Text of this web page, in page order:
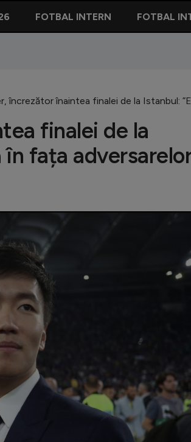
FOTBAL INTERN FOTBAL
încrezător înaintea finalei de la Istanbul:
finalei de la
în fața